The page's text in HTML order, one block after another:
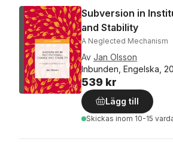
Subversion in
and Stability
A Neglected Mechanism
Av Jan Olsson
Inbunden, Engelska,
539 kr
Lägg till
Skickas inom 10-15